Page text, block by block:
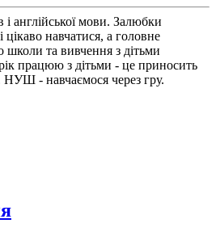
англійської мови. Залюбки
навчатися, а головне
школи та вивчення з дітьми
працюю з дітьми - це приносить
НУШ - навчаємося через гру.